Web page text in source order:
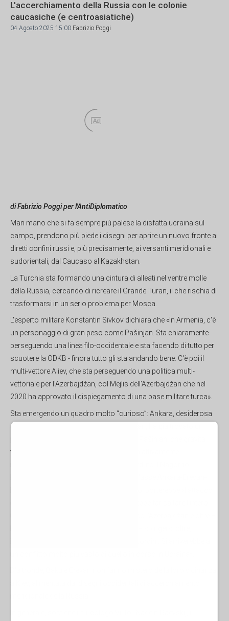
L'accerchiamento della Russia con le colonie
caucasiche (e centroasiatiche)
04 Agosto 2025 15:00 Fabrizio Poggi
Ad
di Fabrizio Poggi per l'AntiDiplomatico
Man mano che si fa sempre più palese la disfatta ucraina sul
campo, prendono più piede i disegni per aprire un nuovo fronte ai
diretti confini russi e, più precisamente, ai versanti meridionali e
sudorientali, dal Caucaso al Kazakhstan.
La Turchia sta formando una cintura di alleati nel ventre molle
della Russia, cercando di ricreare il Grande Turan, il che rischia di
trasformarsi in un serio problema per Mosca.
L'esperto militare Konstantin Sivkov dichiara che «In Armenia, c'è
un personaggio di gran peso come Pašinjan. Sta chiaramente
perseguendo una linea filo-occidentale e sta facendo di tutto per
scuotere la ODKB - finora tutto gli sta andando bene. C'è poi il
multi-vettore Aliev, che sta perseguendo una politica multi-
vettoriale per l'Azerbajdžan, col Mejlis dell'Azerbajdžan che nel
2020 ha approvato il dispiegamento di una base militare turca».
Sta emergendo un quadro molto “curioso”: Ankara, desiderosa
di costruire un grande Turkostan, ex Turan, ha già trovato un
punto d'appoggio nella persona di Nikol Pašinjan, che gravita
verso Azerbajdžan e Turchia, con cui sta attivamente
migliorando le relazioni, tanto da aver ceduto il Nagorno-
dal mar Nero e dal Caucaso, e da lì potrebbe far saltare l'intero
Caucaso settentrionale. Quindi, attraverso l'Azerbajdžan e oltre –
innescando ogni sorta di agitazioni e disordini. Si arriverebbe a
un conflitto molto più vasto di quello in corso in Ucraina».
a Kiev, alimentata dai disegni occidentali di accerchiamento
meridionale della Russia.